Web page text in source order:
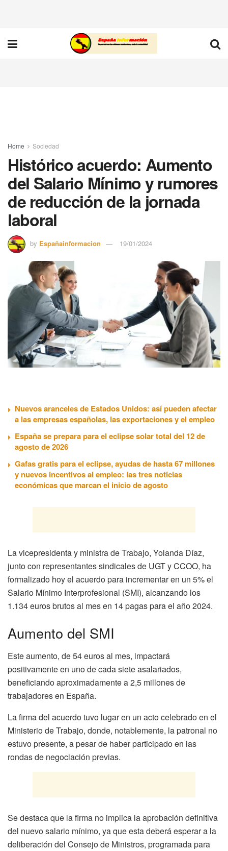
Home Sociedad
Histórico acuerdo: Aumento
del Salario Mínimo y rumores
de reducción de la jornada
laboral
by Españainformacion 19/01/2024
Nuevos aranceles de Estados Unidos: así pueden afectar
a las empresas españolas, las exportaciones y el empleo
España se prepara para el eclipse solar total del 12 de
agosto de 2026
Gafas gratis para el eclipse, ayudas de hasta 67 millones
y nuevos incentivos al empleo: las tres noticias
económicas que marcan el inicio de agosto
La vicepresidenta y ministra de Trabajo, Yolanda Díaz,
junto con representantes sindicales de UGT y CCOO, ha
formalizado hoy el acuerdo para incrementar en un 5% el
Salario Mínimo Interprofesional (SMI), alcanzando los
1.134 euros brutos al mes en 14 pagas para el año 2024.
Aumento del SMI
Este aumento, de 54 euros al mes, impactará
positivamente en uno de cada siete asalariados,
beneficiando aproximadamente a 2,5 millones de
trabajadores en España.
La firma del acuerdo tuvo lugar en un acto celebrado en el
Ministerio de Trabajo, donde, notablemente, la patronal no
estuvo presente, a pesar de haber participado en las
rondas de negociación previas.
Se destaca que la firma no implica la aprobación definitiva
del nuevo salario mínimo, ya que esta deberá esperar a la
deliberación del Consejo de Ministros, programada para